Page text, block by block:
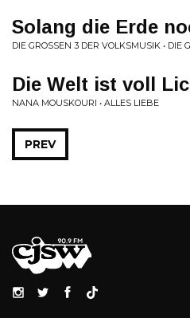
Solang die Erde
DIE GROSSEN 3 DER VOLKSMUSIK • DIE
Die Welt ist voll
NANA MOUSKOURI • ALLES LIEBE
PREV